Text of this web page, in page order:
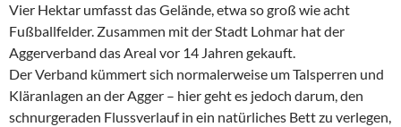
Vier Hektar umfasst das Gelände, etwa so groß wie acht
Fußballfelder. Zusammen mit der Stadt Lohmar hat der
Aggerverband das Areal vor 14 Jahren gekauft.
Der Verband kümmert sich normalerweise um Talsperren und
Kläranlagen an der Agger – hier geht es jedoch darum, den
schnurgeraden Flussverlauf in ein natürliches Bett zu verlegen,